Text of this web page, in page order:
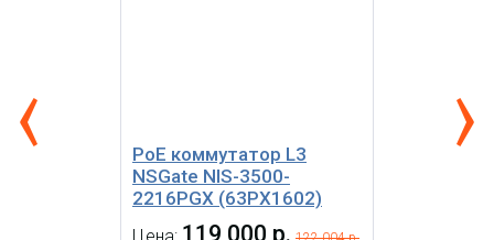
PoE коммутатор L3
NSGate NIS-3500-
2216PGX (63PX1602)
119 000 р.